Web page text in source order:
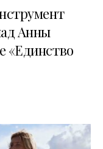
Анны
«Единство